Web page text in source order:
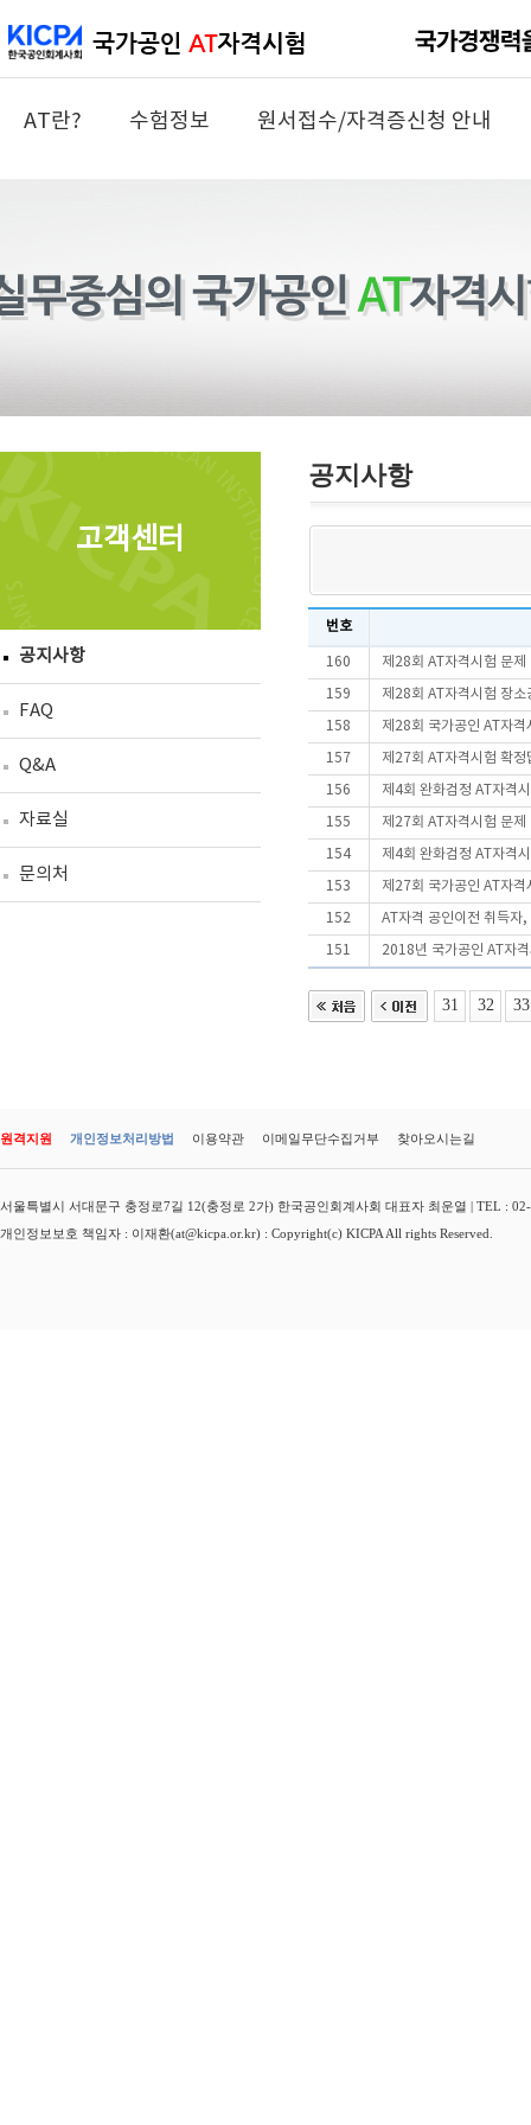
AT란? 수험정보 원서접수/자격증신청 안내
고객센터
공지사항
FAQ
Q&A
자료실
문의처
공지사항
번호
160 제28회 AT자격시험 문
159 제28회 AT자격시험 장소
158 제28회 국가공인 AT자격
157 제27회 AT자격시험 확정
156 제4회 완화검정 AT자격
155 제27회 AT자격시험 문
154 제4회 완화검정 AT자격
153 제27회 국가공인 AT자격
152 AT자격 공인이전 취득자
151 2018년 국가공인 AT자
31 32 33
원격지원 개인정보처리방법 이용약관 이메일무단수집거부 찾아오시는길
서울특별시 서대문구 충정로7길 12(충정로 2가) 한국공인회계사회 대표자 최운열 | TEL :
개인정보보호 책임자 : 이재환(at@kicpa.or.kr) : Copyright(c) KICPA All rights Reserved.